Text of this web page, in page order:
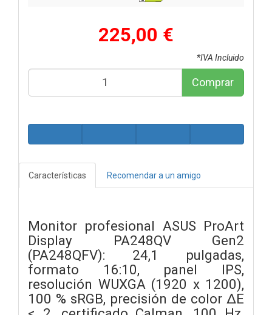
225,00 €
*IVA Incluido
Comprar
Características Recomendar a un amigo
Monitor profesional ASUS ProArt
Display PA248QV Gen2
(PA248QFV): 24,1 pulgadas,
formato 16:10, panel IPS,
resolución WUXGA (1920 x 1200),
100 % sRGB, precisión de color ΔE